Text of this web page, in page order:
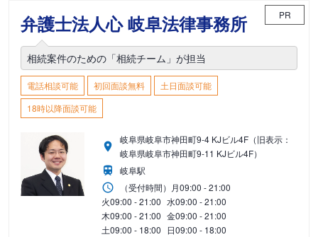
弁護士法人心 岐阜法律事務所 PR
相続案件のための「相続チーム」が担当
電話相談可能 初回面談無料
土日面談可能
18時以降面談可能
岐阜県岐阜市神田町9-4 KJビル4F（旧表示：
岐阜県岐阜市神田町9-11 KJビル4F）
岐阜駅
（受付時間） 月09:00 - 21:00
火09:00 - 21:00 水09:00 - 21:00
木09:00 - 21:00 金09:00 - 21:00
土09:00 - 18:00 日09:00 - 18:00